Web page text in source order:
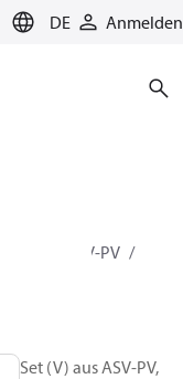
DE Anmelden
ASV-PV
Set (V) aus ASV‑PV,